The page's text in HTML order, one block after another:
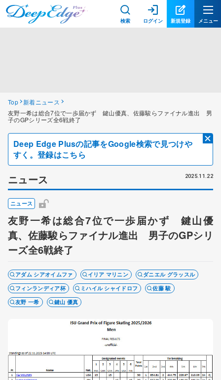
検索 ログイン 新規登録 メニュー
Top 新着ニュース
友野一希は総合7位で一歩届かず 鍵山優真、佐藤駿らファイナル進出 男
子のGPシリーズ全6戦終了
Deep Edge Plusの記事をGoogle検索で見つけや
すく。登録はこちら
ニュース 2025.11.22
ニュース
友野一希は総合7位で一歩届かず 鍵山優
真、佐藤駿らファイナル進出 男子のGPシリ
ーズ全6戦終了
アダム シアオイムファ イリア マリニン
ダニエル グラッスル
フィンランディア杯
ミハイル シャイドロフ
佐藤 駿
友野 一希
鍵山 優真